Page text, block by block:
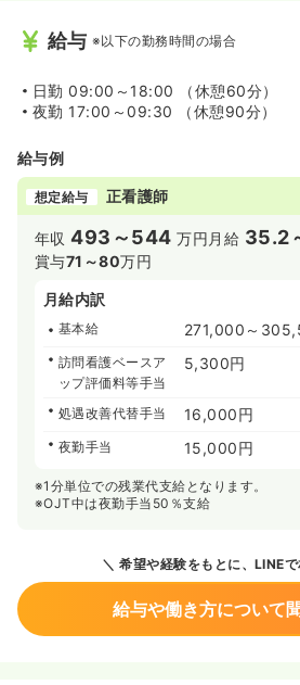
給与 ※以下の勤務時間の場合
日勤 09:00～18:00 （休憩60分）
夜勤 17:00～09:30 （休憩90分）
給与例
想定給与 正看護師
年収493～544 万円 月給 35.2
賞与71～80万円
月給内訳
基本給 271,000～
訪問看護ベースア
ップ評価料等手当
5,300円
処遇改善代替手当 16,000円
夜勤手当 15,000円
※1分単位での残業代支給となります。
※OJT中は夜勤手当50％支給
希望や経験をもとに、LINE
給与や働き方について